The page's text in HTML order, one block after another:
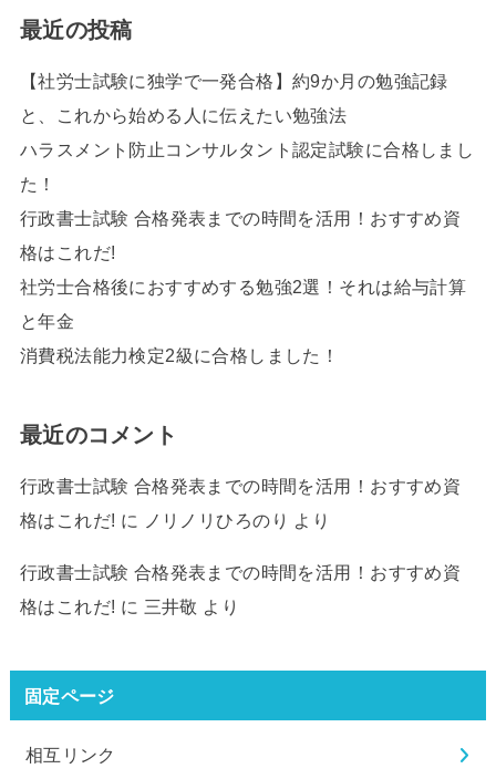
最近の投稿
【社労士試験に独学で一発合格】約9か月の勉強記録
と、これから始める人に伝えたい勉強法
ハラスメント防止コンサルタント認定試験に合格しまし
た！
行政書士試験 合格発表までの時間を活用！おすすめ資
格はこれだ!
社労士合格後におすすめする勉強2選！それは給与計算
と年金
消費税法能力検定2級に合格しました！
最近のコメント
行政書士試験 合格発表までの時間を活用！おすすめ資
格はこれだ! に ノリノリひろのり より
行政書士試験 合格発表までの時間を活用！おすすめ資
格はこれだ! に 三井敬 より
固定ページ
相互リンク